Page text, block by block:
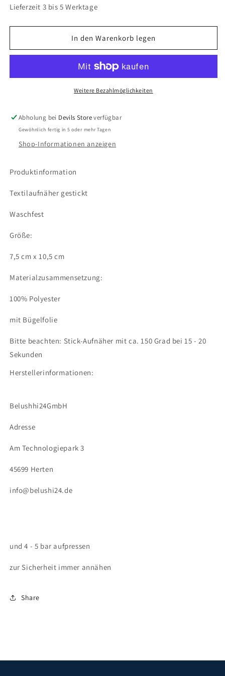
Lieferzeit 3 bis 5 Werktage
In den Warenkorb legen
Weitere Bezahlmöglichkeiten
Abholung bei Devils Storeverfügbar
Gewöhnlich fertig in 5 oder mehr Tagen
Shop-Informationen anzeigen
Produktinformation
Textilaufnäher gestickt
Waschfest
Größe:
7,5 cm x 10,5 cm
Materialzusammensetzung:
100% Polyester
mit Bügelfolie
Bitte beachten: Stick-Aufnäher mit ca. 150 Grad bei 15 - 20
Sekunden
Herstellerinformationen:
Belushhi24GmbH
Adresse
Am Technologiepark 3
45699 Herten
info@belushi24.de
und 4 - 5 bar aufpressen
zur Sicherheit immer annähen
Share